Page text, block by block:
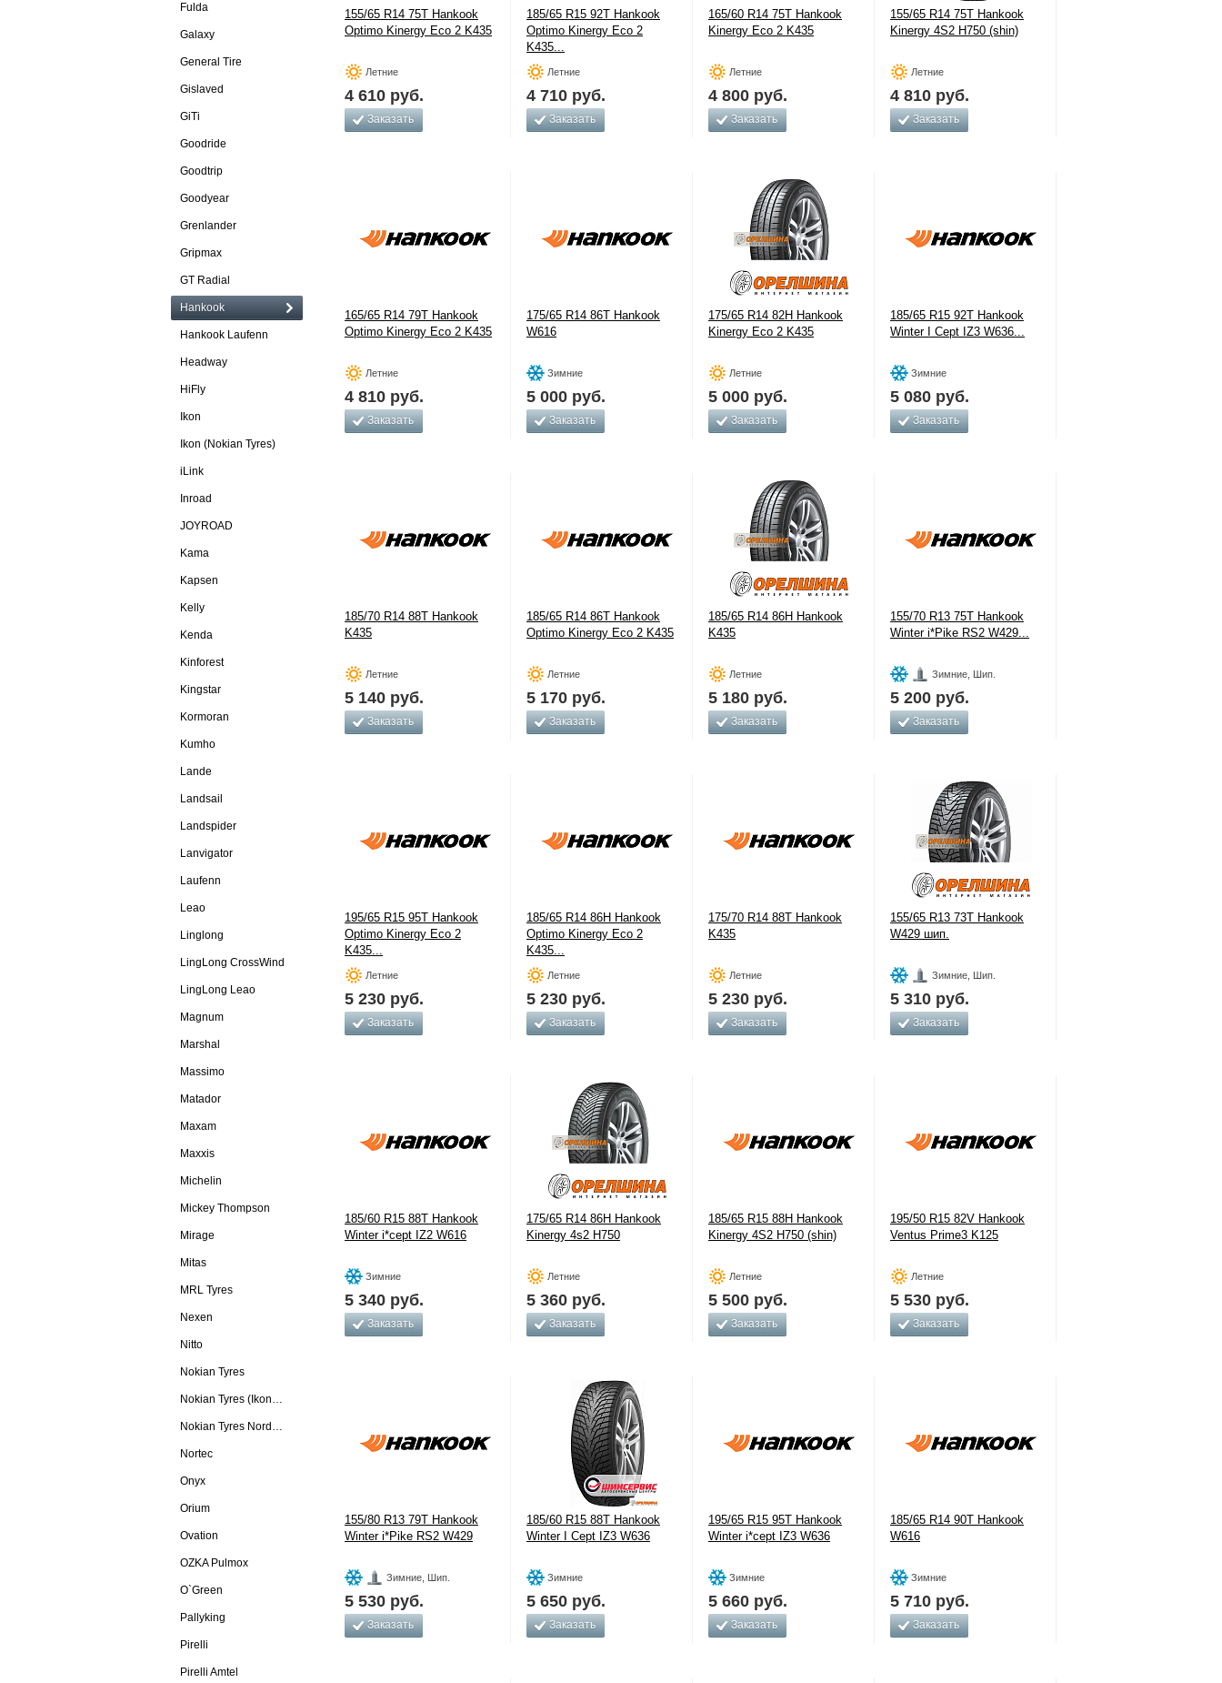
Fulda
Galaxy
General Tire
Gislaved
GiTi
Goodride
Goodtrip
Goodyear
Grenlander
Gripmax
GT Radial
Hankook
Hankook Laufenn
Headway
HiFly
Ikon
Ikon (Nokian Tyres)
iLink
Inroad
JOYROAD
Kama
Kapsen
Kelly
Kenda
Kinforest
Kingstar
Kormoran
Kumho
Lande
Landsail
Landspider
Lanvigator
Laufenn
Leao
Linglong
LingLong CrossWind
LingLong Leao
Magnum
Marshal
Massimo
Matador
Maxam
Maxxis
Michelin
Mickey Thompson
Mirage
Mitas
MRL Tyres
Nexen
Nitto
Nokian Tyres
Nokian Tyres (Ikon Tyres)
Nokian Tyres Nordman
Nortec
Onyx
Orium
Ovation
OZKA Pulmox
O`Green
Pallyking
Pirelli
Pirelli Amtel
155/65 R14 75T Hankook
Optimo Kinergy Eco 2 K435
Летние
4 610 руб.
Заказать
185/65 R15 92T Hankook
Optimo Kinergy Eco 2
K435...
Летние
4 710 руб.
Заказать
165/60 R14 75T Hankook
Kinergy Eco 2 K435
Летние
4 800 руб.
Заказать
155/65 R14 75T Hankook
Kinergy 4S2 H750 (shin)
Летние
4 810 руб.
Заказать
165/65 R14 79T Hankook
Optimo Kinergy Eco 2 K435
Летние
4 810 руб.
Заказать
175/65 R14 86Т Hankook
W616
Зимние
5 000 руб.
Заказать
175/65 R14 82H Hankook
Kinergy Eco 2 K435
Летние
5 000 руб.
Заказать
185/65 R15 92T Hankook
Winter I Cept IZ3 W636...
Зимние
5 080 руб.
Заказать
185/70 R14 88Т Hankook
K435
Летние
5 140 руб.
Заказать
185/65 R14 86T Hankook
Optimo Kinergy Eco 2 K435
Летние
5 170 руб.
Заказать
185/65 R14 86H Hankook
K435
Летние
5 180 руб.
Заказать
155/70 R13 75T Hankook
Winter i*Pike RS2 W429...
Зимние, Шип.
5 200 руб.
Заказать
195/65 R15 95T Hankook
Optimo Kinergy Eco 2
K435...
Летние
5 230 руб.
Заказать
185/65 R14 86H Hankook
Optimo Kinergy Eco 2
K435...
Летние
5 230 руб.
Заказать
175/70 R14 88T Hankook
K435
Летние
5 230 руб.
Заказать
155/65 R13 73T Hankook
W429 шип.
Зимние, Шип.
5 310 руб.
Заказать
185/60 R15 88T Hankook
Winter i*cept IZ2 W616
Зимние
5 340 руб.
Заказать
175/65 R14 86H Hankook
Kinergy 4s2 H750
Летние
5 360 руб.
Заказать
185/65 R15 88H Hankook
Kinergy 4S2 H750 (shin)
Летние
5 500 руб.
Заказать
195/50 R15 82V Hankook
Ventus Prime3 K125
Летние
5 530 руб.
Заказать
155/80 R13 79T Hankook
Winter i*Pike RS2 W429
Зимние, Шип.
5 530 руб.
Заказать
185/60 R15 88T Hankook
Winter I Cept IZ3 W636
Зимние
5 650 руб.
Заказать
195/65 R15 95T Hankook
Winter i*cept IZ3 W636
Зимние
5 660 руб.
Заказать
185/65 R14 90T Hankook
W616
Зимние
5 710 руб.
Заказать